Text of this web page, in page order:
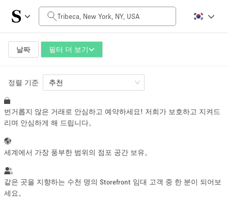
날짜 필터 더 보기
일일 비용
$0
공간 크기
100 sq ft 5000+ sq ft
~ 13 명
정렬 기준 추천
번거롭지 않은 거래로 안심하고 예약하세요! 저희가 보호하고 지켜드
리며 안심하게 해 드립니다。
세계에서 가장 풍부한 범위의 점포 공간 보유。
같은 곳을 지향하는 수천 명의 Storefront 임대 고객 중 한 분이 되어보
세요。